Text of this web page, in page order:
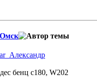
бенц с180, W202